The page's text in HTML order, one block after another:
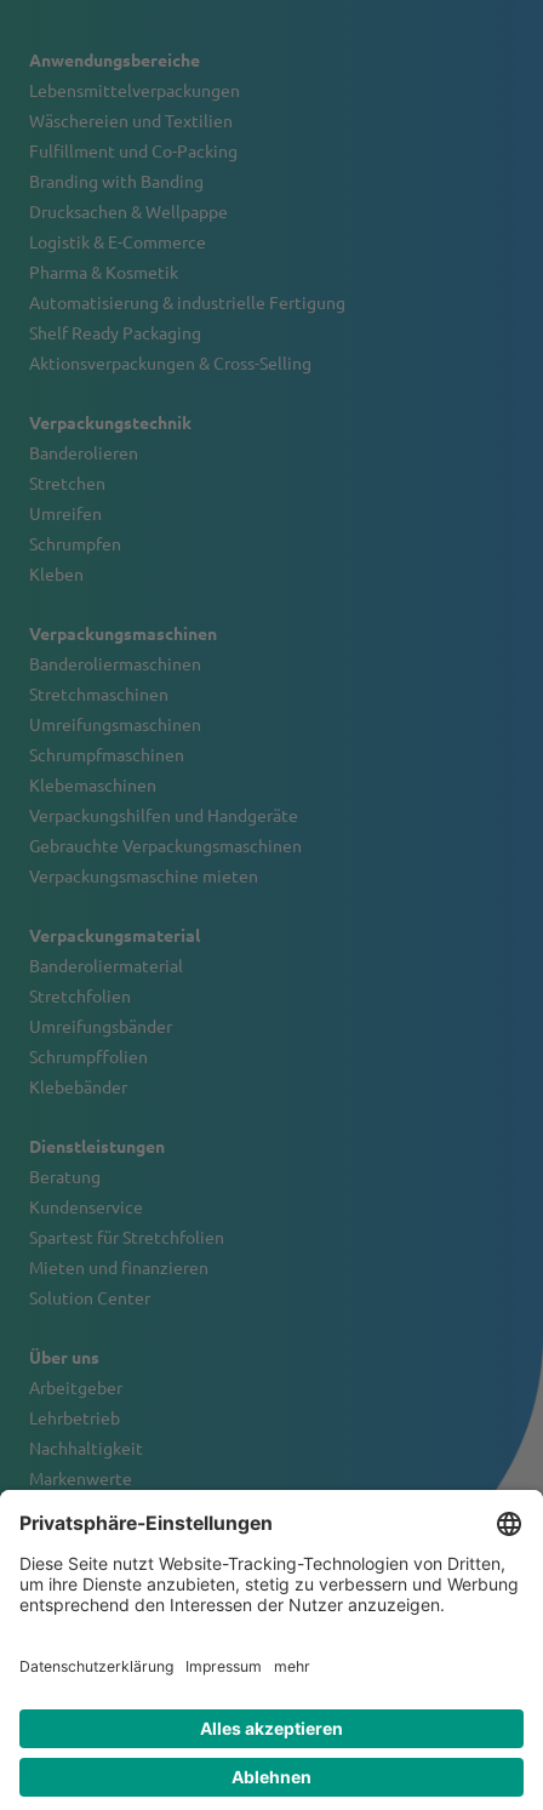
Anwendungsbereiche
Lebensmittelverpackungen
Wäschereien und Textilien
Fulfillment und Co-Packing
Branding with Banding
Drucksachen & Wellpappe
Logistik & E-Commerce
Pharma & Kosmetik
Automatisierung & industrielle Fertigung
Shelf Ready Packaging
Aktionsverpackungen & Cross-Selling
Verpackungstechnik
Banderolieren
Stretchen
Umreifen
Schrumpfen
Kleben
Verpackungsmaschinen
Banderoliermaschinen
Stretchmaschinen
Umreifungsmaschinen
Schrumpfmaschinen
Klebemaschinen
Verpackungshilfen und Handgeräte
Gebrauchte Verpackungsmaschinen
Verpackungsmaschine mieten
Verpackungsmaterial
Banderoliermaterial
Stretchfolien
Umreifungsbänder
Schrumpffolien
Klebebänder
Dienstleistungen
Beratung
Kundenservice
Spartest für Stretchfolien
Mieten und finanzieren
Solution Center
Über uns
Arbeitgeber
Lehrbetrieb
Nachhaltigkeit
Markenwerte
Kontakt
Allgemeine Geschäftsbedingungen
Impressum